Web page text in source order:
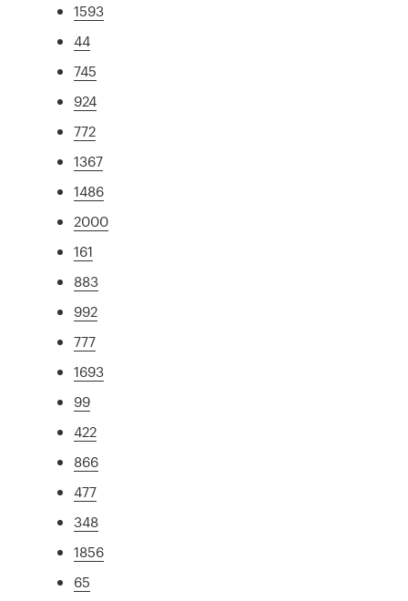
1593
44
745
924
772
1367
1486
2000
161
883
992
777
1693
99
422
866
477
348
1856
65